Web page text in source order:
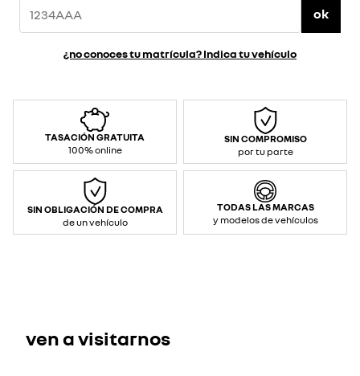
ok
¿no conoces tu matrícula? Indica tu vehículo
TASACIÓN GRATUITA
100% online
SIN COMPROMISO
por tu parte
SIN OBLIGACIÓN DE COMPRA
de un vehículo
TODAS LAS MARCAS
y modelos de vehículos
ven a visitarnos